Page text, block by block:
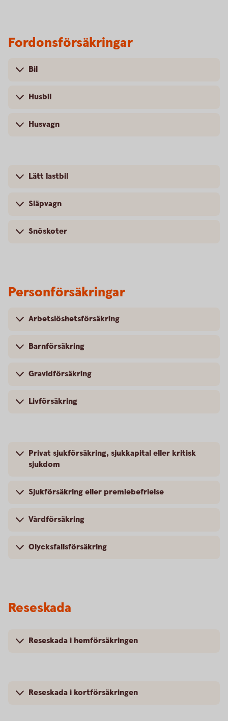
Fordonsförsäkringar
Bil
Husbil
Husvagn
Lätt lastbil
Släpvagn
Snöskoter
Personförsäkringar
Arbetslöshetsförsäkring
Barnförsäkring
Gravidförsäkring
Livförsäkring
Privat sjukförsäkring, sjukkapital eller kritisk
sjukdom
Sjukförsäkring eller premiebefrielse
Vårdförsäkring
Olycksfallsförsäkring
Reseskada
Reseskada i hemförsäkringen
Reseskada i kortförsäkringen